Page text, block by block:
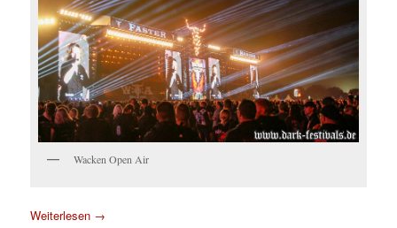
Wacken Open Air
Weiterlesen →